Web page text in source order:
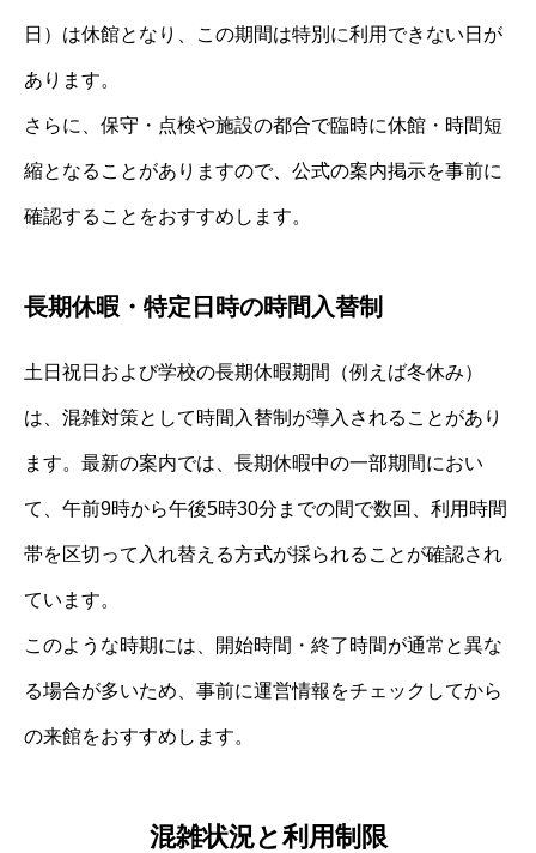
日）は休館となり、この期間は特別に利用できない日が
あります。
さらに、保守・点検や施設の都合で臨時に休館・時間短
縮となることがありますので、公式の案内掲示を事前に
確認することをおすすめします。
長期休暇・特定日時の時間入替制
土日祝日および学校の長期休暇期間（例えば冬休み）
は、混雑対策として時間入替制が導入されることがあり
ます。最新の案内では、長期休暇中の一部期間におい
て、午前9時から午後5時30分までの間で数回、利用時間
帯を区切って入れ替える方式が採られることが確認され
ています。
このような時期には、開始時間・終了時間が通常と異な
る場合が多いため、事前に運営情報をチェックしてから
の来館をおすすめします。
混雑状況と利用制限